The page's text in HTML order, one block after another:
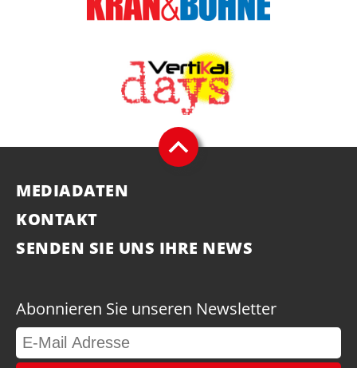
MEDIADATEN
KONTAKT
SENDEN SIE UNS IHRE NEWS
Abonnieren Sie unseren Newsletter